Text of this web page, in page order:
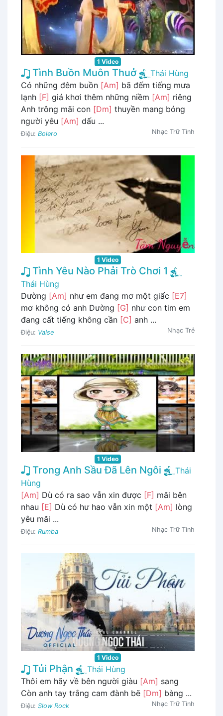
1 Video
Tình Buồn Muôn Thuở
Thái Hùng
Có những đêm buồn [Am] bã đếm tiếng mưa
lạnh [F] giá khơi thêm những niềm [Am] riêng
Anh trông mãi con [Dm] thuyền mang bóng
người yêu [Am] dấu ...
Điệu: Bolero Nhạc Trữ Tình
1 Video
Tình Yêu Nào Phải Trò Chơi 1
Thái Hùng
Dường [Am] như em đang mơ một giấc [E7]
mơ không có anh Dường [G] như con tim em
đang cất tiếng không cần [C] anh ...
Điệu: Valse Nhạc Trẻ
1 Video
Trong Anh Sầu Đã Lên Ngôi
Thái
Hùng
[Am] Dù có ra sao vẫn xin được [F] mãi bên
nhau [E] Dù có hư hao vẫn xin một [Am] lòng
yêu mãi ...
Điệu: Rumba Nhạc Trữ Tình
1 Video
Tủi Phận
Thái Hùng
Thôi em hãy về bên người giàu [Am] sang
Còn anh tay trắng cam đành bẽ [Dm] bàng ...
Điệu: Slow Rock Nhạc Trữ Tình